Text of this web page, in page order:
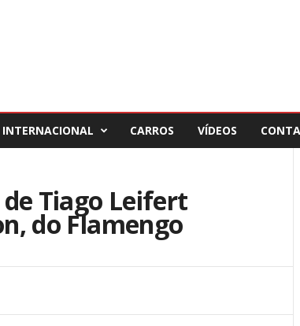
INTERNACIONAL CARROS VÍDEOS
Tiago Leifert
do Flamengo